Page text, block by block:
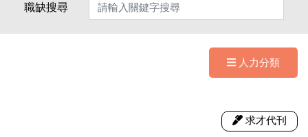
職缺搜尋
人力分類
求才代刊